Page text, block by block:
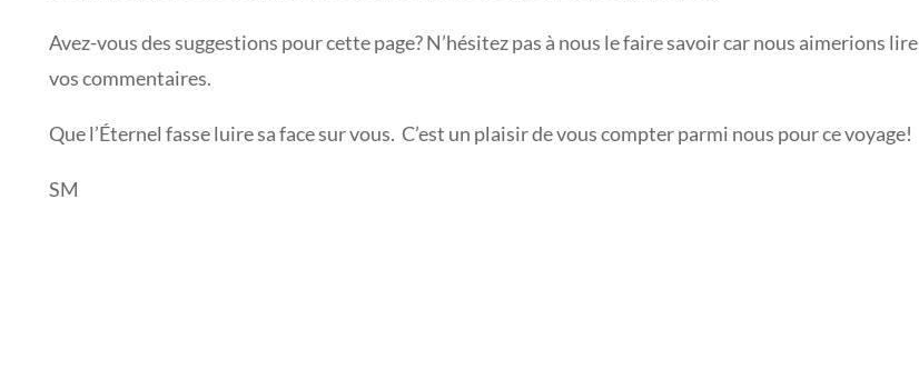
Avez-vous des suggestions pour cette page? N’hésitez pas à nous le faire savoir car nous aimerions lire
vos commentaires.
Que l’Éternel fasse luire sa face sur vous. C’est un plaisir de vous compter parmi nous pour ce voyage!
SM